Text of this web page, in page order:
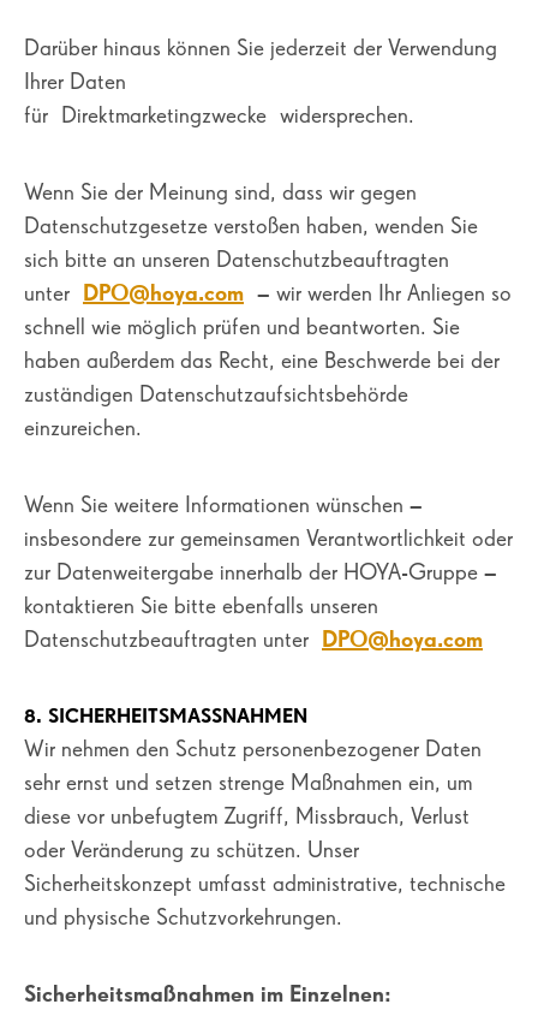
Darüber hinaus können Sie jederzeit der Verwendung
Ihrer Daten
für Direktmarketingzwecke widersprechen.
Wenn Sie der Meinung sind, dass wir gegen
Datenschutzgesetze verstoßen haben, wenden Sie
sich bitte an unseren Datenschutzbeauftragten
unter DPO@hoya.com – wir werden Ihr Anliegen so
schnell wie möglich prüfen und beantworten. Sie
haben außerdem das Recht, eine Beschwerde bei der
zuständigen Datenschutzaufsichtsbehörde
einzureichen.
Wenn Sie weitere Informationen wünschen –
insbesondere zur gemeinsamen Verantwortlichkeit oder
zur Datenweitergabe innerhalb der HOYA-Gruppe –
kontaktieren Sie bitte ebenfalls unseren
Datenschutzbeauftragten unter DPO@hoya.com
8. SICHERHEITSMASSNAHMEN
Wir nehmen den Schutz personenbezogener Daten
sehr ernst und setzen strenge Maßnahmen ein, um
diese vor unbefugtem Zugriff, Missbrauch, Verlust
oder Veränderung zu schützen. Unser
Sicherheitskonzept umfasst administrative, technische
und physische Schutzvorkehrungen.
Sicherheitsmaßnahmen im Einzelnen: